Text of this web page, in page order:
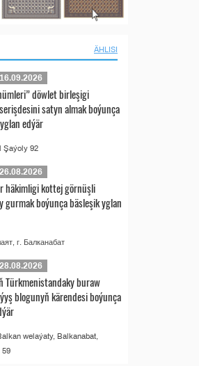
ÄHLISI
16.09.2026
döwlet birleşigi
satyn almak boýunça
edýär
Şaýoly 92
26.08.2026
häkimligi kottej görnüşli
gurmak boýunça bäsleşik yglan
г. Балканабат
28.08.2026
Türkmenistandaky buraw
blogunyň kärendesi boýunça
welaýaty, Balkanabat,
59